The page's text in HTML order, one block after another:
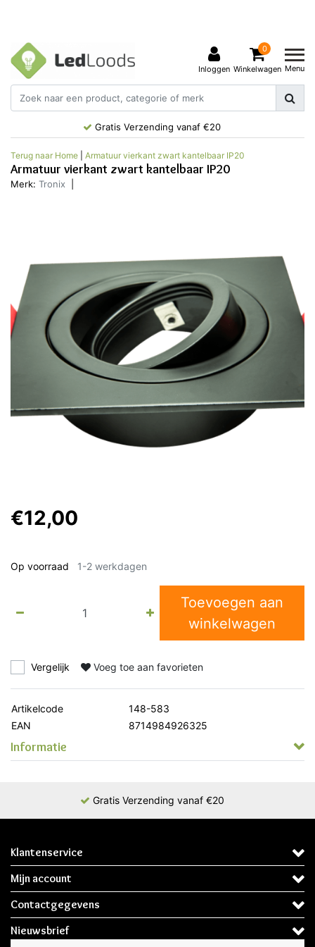
Inloggen
0
Winkelwagen Menu
Gratis Verzending vanaf €20
Terug naar Home Armatuur vierkant zwart kantelbaar IP20
Armatuur vierkant zwart kantelbaar IP20
Merk: Tronix
€12,00
Op voorraad 1-2 werkdagen
Toevoegen aan
winkelwagen
Vergelijk Voeg toe aan favorieten
Artikelcode
148-583
EAN
8714984926325
Informatie
Gratis Verzending vanaf €20
Klantenservice
Mijn account
Contactgegevens
Nieuwsbrief